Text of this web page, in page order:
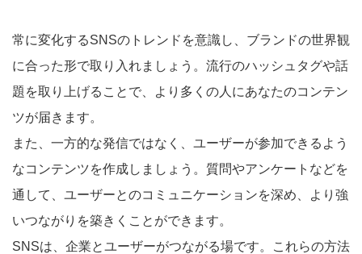
常に変化するSNSのトレンドを意識し、ブランドの世界観
に合った形で取り入れましょう。流行のハッシュタグや話
題を取り上げることで、より多くの人にあなたのコンテン
ツが届きます。
また、一方的な発信ではなく、ユーザーが参加できるよう
なコンテンツを作成しましょう。質問やアンケートなどを
通して、ユーザーとのコミュニケーションを深め、より強
いつながりを築きくことができます。
SNSは、企業とユーザーがつながる場です。これらの方法